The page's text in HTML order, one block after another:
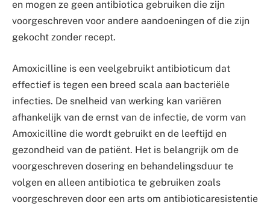
en mogen ze geen antibiotica gebruiken die zijn
voorgeschreven voor andere aandoeningen of die zijn
gekocht zonder recept.
Amoxicilline is een veelgebruikt antibioticum dat
effectief is tegen een breed scala aan bacteriële
infecties. De snelheid van werking kan variëren
afhankelijk van de ernst van de infectie, de vorm van
Amoxicilline die wordt gebruikt en de leeftijd en
gezondheid van de patiënt. Het is belangrijk om de
voorgeschreven dosering en behandelingsduur te
volgen en alleen antibiotica te gebruiken zoals
voorgeschreven door een arts om antibioticaresistentie